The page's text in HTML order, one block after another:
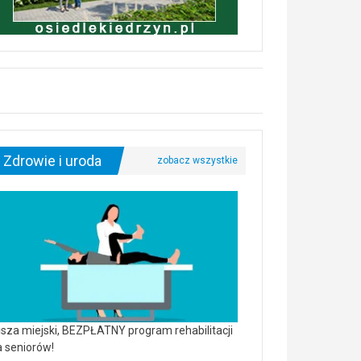
Zdrowie i uroda
miejski, BEZPŁATNY program rehabilitacji
seniorów!